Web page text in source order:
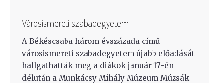
Városismereti szabadegyetem
A Békéscsaba három évszázada című
városismereti szabadegyetem újabb előadását
hallgathatták meg a diákok január 17-én
délután a Munkácsy Mihály Múzeum Múzsák